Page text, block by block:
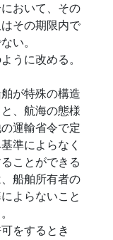
おいて、その
その期限内で
い。
うに改める。
が特殊の構造
、航海の態様
運輸省令で定
準によらなく
ことができる
船舶所有者の
よらないこと
をするとき